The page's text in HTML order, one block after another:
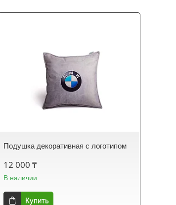
Подушка декоративная с логотипом
12 000 ₸
В наличии
Купить